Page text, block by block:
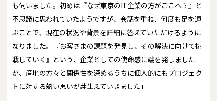
も伺いました。初めは『なぜ東京のIT企業の方がここへ？』と
不思議に思われていたようですが、会話を重ね、何度も足を運
ぶことで、現在の状況や背景を詳細に答えていただけるように
なりました。『お客さまの課題を発見し、その解決に向けて挑
戦していく』という、企業としての使命感に端を発しました
が、産地の方々と関係性を深めるうちに個人的にもプロジェク
トに対する熱い思いが芽生えていきました」